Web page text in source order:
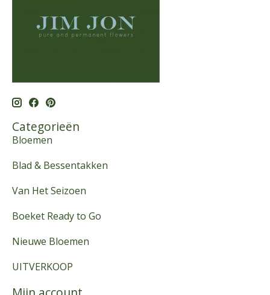
Categorieën
Bloemen
Blad & Bessentakken
Van Het Seizoen
Boeket Ready to Go
Nieuwe Bloemen
UITVERKOOP